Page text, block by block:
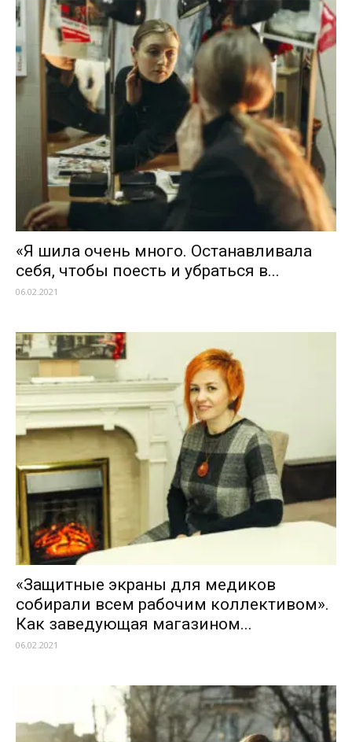
«Я шила очень много. Останавливала
себя, чтобы поесть и убраться в...
06.02.2021
«Защитные экраны для медиков
собирали всем рабочим коллективом».
Как заведующая магазином...
06.02.2021